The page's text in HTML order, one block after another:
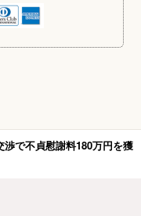
渉で不貞慰謝料180万円を獲